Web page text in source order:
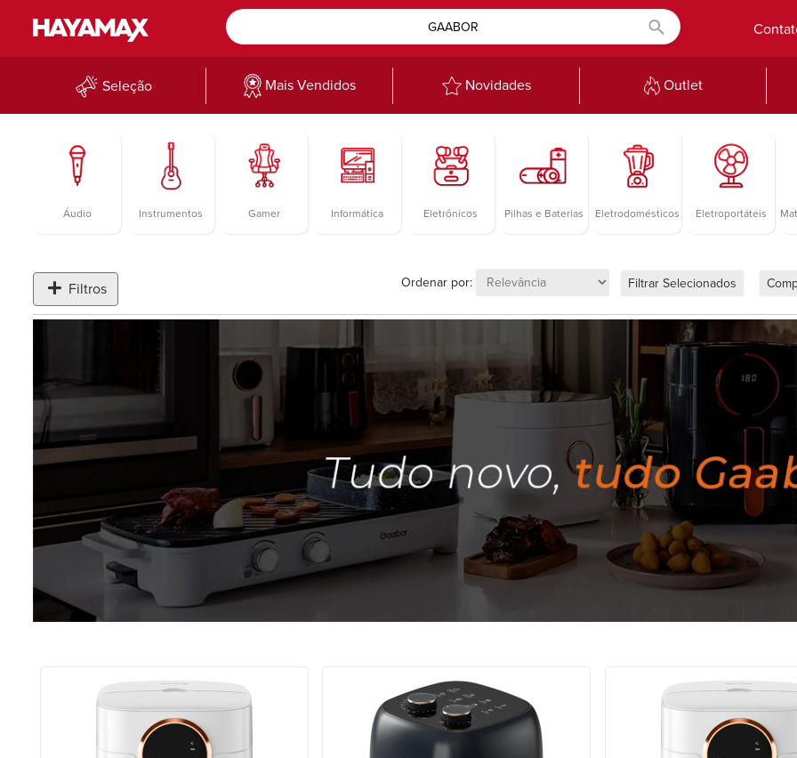
Seleção Mais Vendidos Novidades Outlet
Áudio Instrumentos Gamer Informática Eletrônicos Pilhas e Baterias Eletrodomésticos Eletroportáteis
Filtros Ordenar por: Filtrar Selecionados